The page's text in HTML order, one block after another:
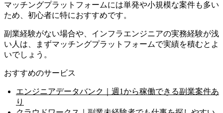
マッチングプラットフォームには単発や小規模な案件も多い
ため、初心者に特におすすめです。
副業経験がない場合や、インフラエンジニアの実務経験が浅
い人は、まずマッチングプラットフォームで実績を積むとよ
いでしょう。
おすすめのサービス
エンジニアデータバンク｜週1から稼働できる副業案件あ
り